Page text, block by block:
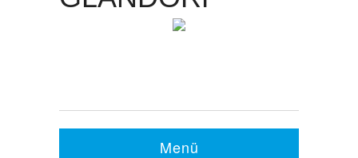
Fax: 05426 9480-20
Menü